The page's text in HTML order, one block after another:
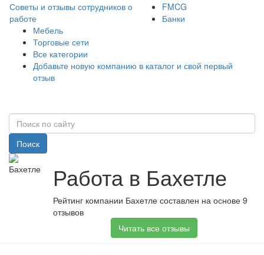
Советы и отзывы сотрудников о
работе
FMCG
Банки
Мебель
Торговые сети
Все категории
Добавьте новую компанию в каталог и свой первый
отзыв
Поиск
Работа в Бахетле
Рейтинг компании Бахетле составлен на основе 9
отзывов
Читать все отзывы